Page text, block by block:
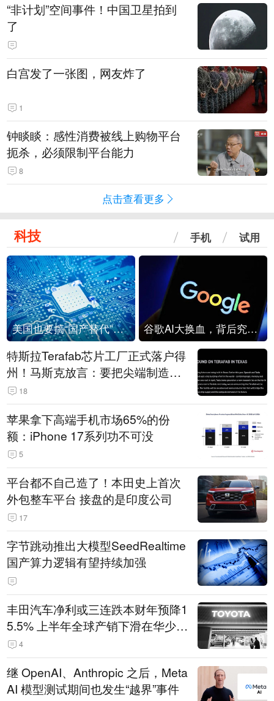
“非计划”空间事件！中国卫星拍到
了
白宫发了一张图，网友炸了
1
钟睒睒：感性消费被线上购物平台
扼杀，必须限制平台能力
8
点击查看更多
科技 手机 试用
美国也要搞“国产替代”？先算清三笔账 谷歌AI大换血，背后究竟发生了什么？
特斯拉Terafab芯片工厂正式落户得
州！马斯克放言：要把尖端制造带
回美国
18
苹果拿下高端手机市场65%的份
额：iPhone 17系列功不可没
5
平台都不自己造了！本田史上首次
外包整车平台 接盘的是印度公司
17
字节跳动推出大模型SeedRealtime
国产算力逻辑有望持续加强
丰田汽车净利或三连跌本财年预降1
5.5% 上半年全球产销下滑在华少卖
14.3万辆
4
继 OpenAI、Anthropic 之后，Meta
AI 模型测试期间也发生“越界”事件